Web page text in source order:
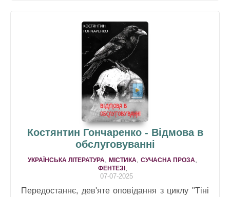
Костянтин Гончаренко - Відмова в
обслуговуванні
УКРАЇНСЬКА ЛІТЕРАТУРА МІСТИКА СУЧАСНА ПРОЗА
ФЕНТЕЗІ ,
07-07-2025
Передостаннє, дев'яте оповідання з циклу "Тіні